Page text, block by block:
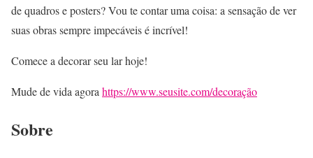
de quadros e posters? Vou te contar uma coisa: a sensação de ver
suas obras sempre impecáveis é incrível!
Comece a decorar seu lar hoje!
Mude de vida agora https://www.seusite.com/decoração
Sobre